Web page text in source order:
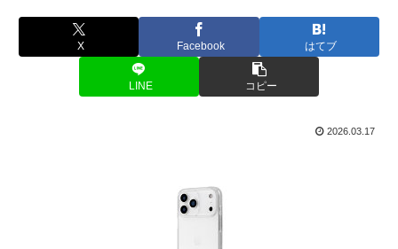
X Facebook はてブ
LINE コピー
2026.03.17